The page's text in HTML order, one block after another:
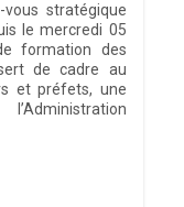
stratégique
le mercredi 05
formation des
de cadre au
et préfets, une